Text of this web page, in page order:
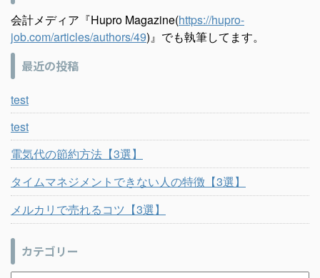
会計メディア『Hupro Magazine(https://hupro-
job.com/articles/authors/49)』でも執筆してます。
最近の投稿
test
test
電気代の節約方法【3選】
タイムマネジメントできない人の特徴【3選】
メルカリで売れるコツ【3選】
カテゴリー